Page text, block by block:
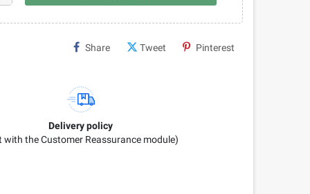
Share Tweet Pinterest
Delivery policy
with the Customer Reassurance module)